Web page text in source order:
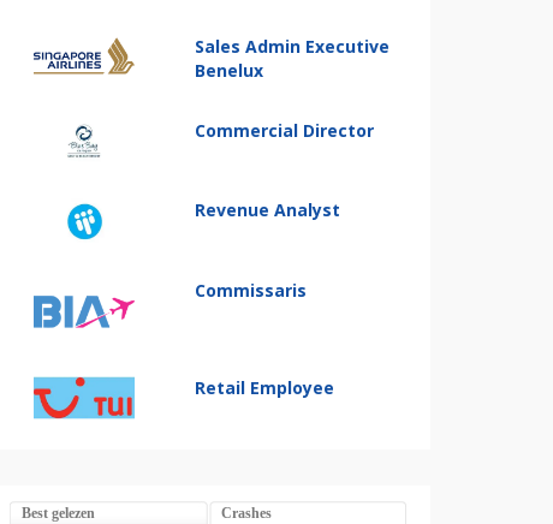
Sales Admin Executive
Benelux
Commercial Director
Revenue Analyst
Commissaris
Retail Employee
Best gelezen Crashes